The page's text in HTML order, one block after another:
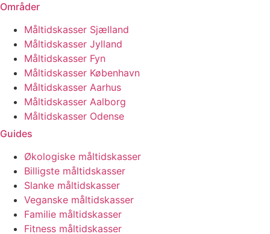
Områder
Måltidskasser Sjælland
Måltidskasser Jylland
Måltidskasser Fyn
Måltidskasser København
Måltidskasser Aarhus
Måltidskasser Aalborg
Måltidskasser Odense
Guides
Økologiske måltidskasser
Billigste måltidskasser
Slanke måltidskasser
Veganske måltidskasser
Familie måltidskasser
Fitness måltidskasser